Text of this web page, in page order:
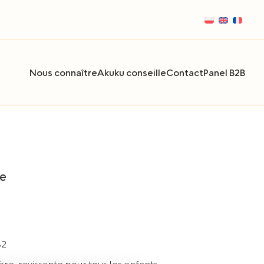
Nous connaîtreAkuku conseilleContactPanel B2B